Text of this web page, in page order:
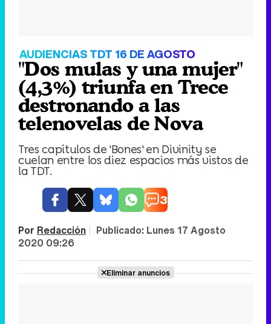
AUDIENCIAS TDT 16 DE AGOSTO
"Dos mulas y una mujer"
(4,3%) triunfa en Trece
destronando a las
telenovelas de Nova
Tres capítulos de 'Bones' en Divinity se
cuelan entre los diez espacios más vistos de
la TDT.
3
Por Redacción | Publicado: Lunes 17 Agosto
2020 09:26
Eliminar anuncios